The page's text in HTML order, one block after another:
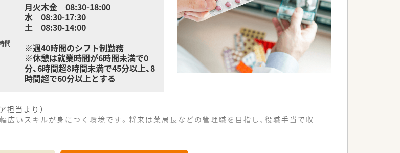
間
月火木金 08:30-18:00
水 08:30-17:30
土 08:30-14:00
※週40時間のシフト制勤務
※休憩は就業時間が6時間未満で0
分、6時間超8時間未満で45分以上、8
時間超で60分以上とする
担当より）
広いスキルが身につく環境です。将来は薬局長などの管理職を目指し、役職手当で収